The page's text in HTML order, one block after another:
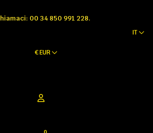
00 34 850 991 228.
IT
€ EUR